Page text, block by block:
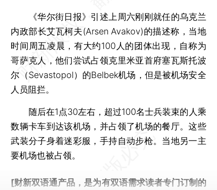
《华尔街日报》引述上周六刚刚就任的乌克兰
内政部长艾瓦柯夫(Arsen Avakov)的描述称，当地
时间周五凌晨，有大约100人的团体出现，自称为
哥萨克人，他们尝试占领克里米亚首府塞瓦斯托波
尔（Sevastopol）的Belbek机场，但是被机场安全
人员阻拦。
随后在1点30左右，超过100名士兵装束的人乘
数辆卡车到达该机场，并占领了机场的餐厅。这些
武装分子身着迷彩服，手持自动步枪。当地另一主
要机场也被占领。
[财新双语通产品，是为有双语需求读者专门订制的